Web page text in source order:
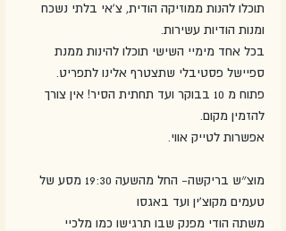
תוכלו להנות ממוזיקה הודית, צ'אי בלתי נשכח
ומנות הודיות עשירות.
בכל אחד מימיי השישי תוכלו להינות ממנת
ספיישל פסטיבלי שתצטרף אלינו לתפריט.
פתוח מ 10 בבוקר ועד תחתית הסיר! אין צורך
להזמין מקום.
אפשרות לטייק אווי.
מוצ״ש בריקשה- החל מהשעה 19:30 מסע של
טעמים מקוצ'ין ועד באגסו
משתה הודי מפנק שבו תרגישו כמו מלכיי